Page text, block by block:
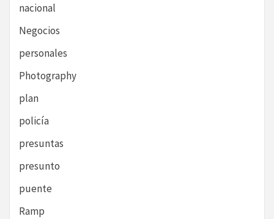
nacional
Negocios
personales
Photography
plan
policía
presuntas
presunto
puente
Ramp